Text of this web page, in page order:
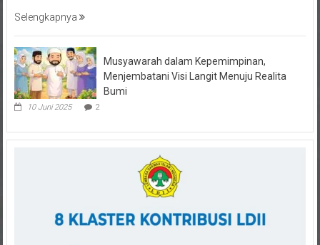
Menjembatani Visi Langit Menuju Realita
Bumi
10 Juni 2025 2